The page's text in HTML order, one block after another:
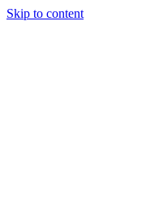
Skip to content